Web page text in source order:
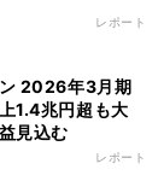
レポート
ン 2026年3月期
1.4兆円超も大
見込む
レポート